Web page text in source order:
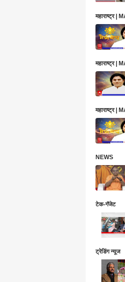
महाराष्ट्र |
महाराष्ट्र |
महाराष्ट्र |
NEWS
टेक-गॅजेट
ट्रेडिंग न्यूज